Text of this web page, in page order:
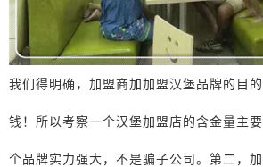
我们得明确，加盟商加加盟汉堡品牌的目
钱！所以考察一个汉堡加盟店的含金量主
个品牌实力强大，不是骗子公司。第二，